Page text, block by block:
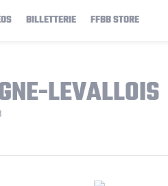
BILLETTERIE FFBB STORE
LEVALLOIS